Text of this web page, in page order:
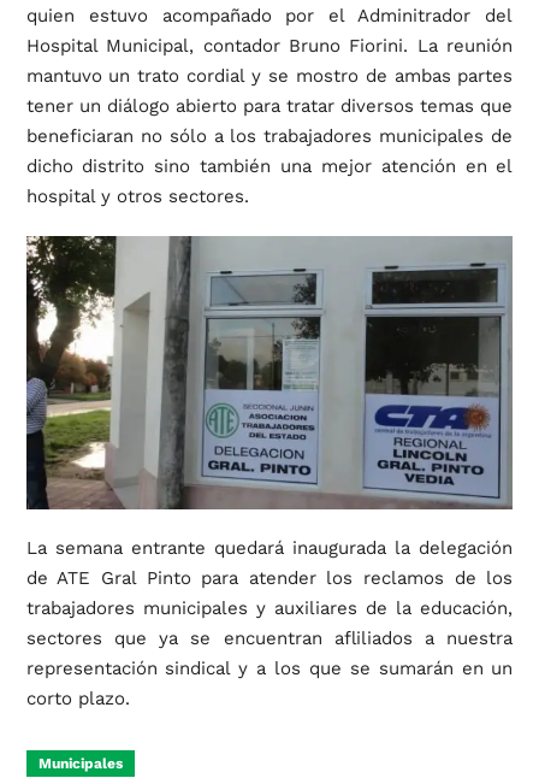
quien estuvo acompañado por el Adminitrador del
Hospital Municipal, contador Bruno Fiorini. La reunión
mantuvo un trato cordial y se mostro de ambas partes
tener un diálogo abierto para tratar diversos temas que
beneficiaran no sólo a los trabajadores municipales de
dicho distrito sino también una mejor atención en el
hospital y otros sectores.
La semana entrante quedará inaugurada la delegación
de ATE Gral Pinto para atender los reclamos de los
trabajadores municipales y auxiliares de la educación,
sectores que ya se encuentran afliliados a nuestra
representación sindical y a los que se sumarán en un
corto plazo.
Municipales